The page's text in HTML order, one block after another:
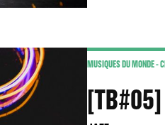
MUSIQUES DU MONDE -
[TB#05]